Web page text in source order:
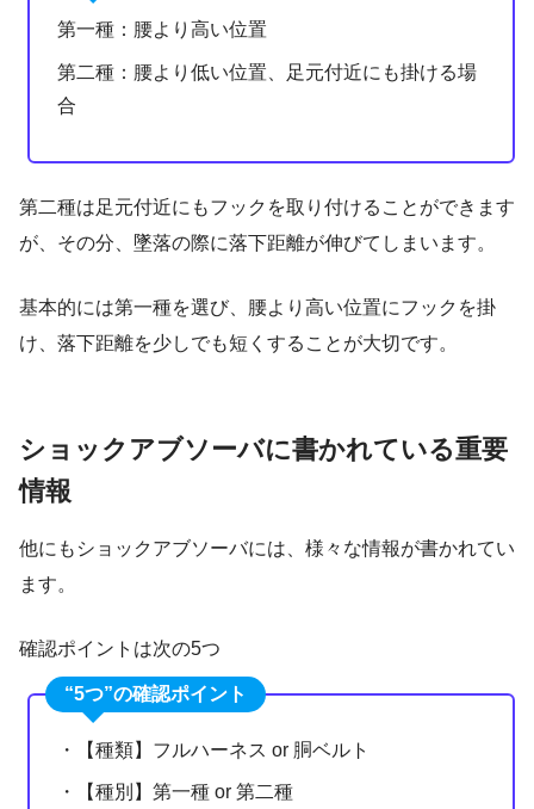
第一種：腰より高い位置
第二種：腰より低い位置、足元付近にも掛ける場
合
第二種は足元付近にもフックを取り付けることができます
が、その分、墜落の際に落下距離が伸びてしまいます。
基本的には第一種を選び、腰より高い位置にフックを掛
け、落下距離を少しでも短くすることが大切です。
ショックアブソーバに書かれている重要
情報
他にもショックアブソーバには、様々な情報が書かれてい
ます。
確認ポイントは次の5つ
“5つ”の確認ポイント
・【種類】フルハーネス or 胴ベルト
・【種別】第一種 or 第二種